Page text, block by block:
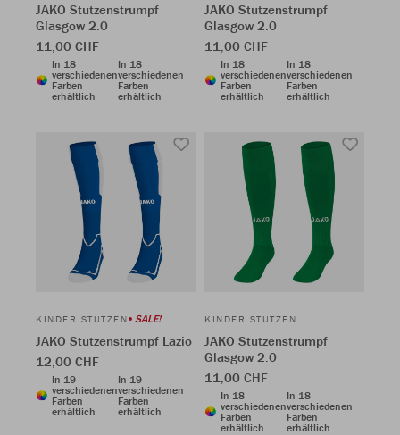
JAKO Stutzenstrumpf
Glasgow 2.0
11,00 CHF
In 18
verschiedenen
Farben
erhältlich
In 18
verschiedenen
Farben
erhältlich
JAKO Stutzenstrumpf
Glasgow 2.0
11,00 CHF
In 18
verschiedenen
Farben
erhältlich
In 18
verschiedenen
Farben
erhältlich
KINDER STUTZEN SALE!
JAKO Stutzenstrumpf Lazio
12,00 CHF
In 19
verschiedenen
Farben
erhältlich
In 19
verschiedenen
Farben
erhältlich
KINDER STUTZEN
JAKO Stutzenstrumpf
Glasgow 2.0
11,00 CHF
In 18
verschiedenen
Farben
erhältlich
In 18
verschiedenen
Farben
erhältlich